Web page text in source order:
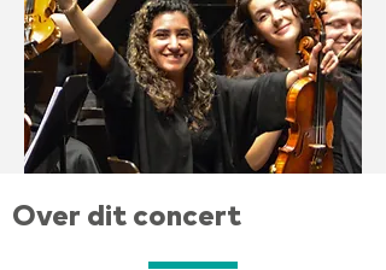
Over dit concert